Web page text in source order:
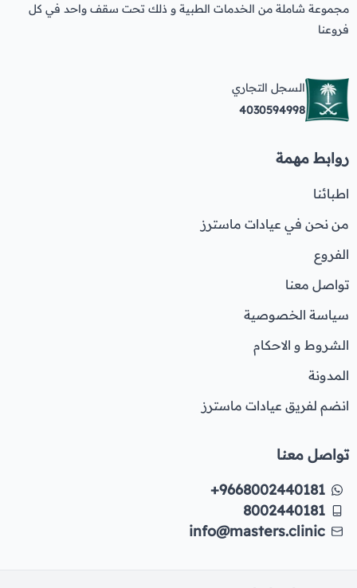
مجموعة شاملة من الخدمات الطبية و ذلك تحت سقف واحد في كل
فروعنا
السجل التجاري
4030594998
روابط مهمة
اطبائنا
من نحن في عيادات ماسترز
الفروع
تواصل معنا
سياسة الخصوصية
الشروط و الاحكام
المدونة
انضم لفريق عيادات ماسترز
تواصل معنا
+9668002440181
8002440181
info@masters.clinic